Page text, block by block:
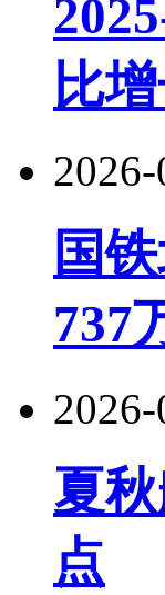
比
国
737
夏
点